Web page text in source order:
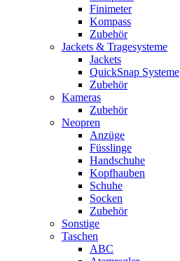
Finimeter
Kompass
Zubehör
Jackets & Tragesysteme
Jackets
QuickSnap Systeme
Zubehör
Kameras
Zubehör
Neopren
Anzüge
Füsslinge
Handschuhe
Kopfhauben
Schuhe
Socken
Zubehör
Sonstige
Taschen
ABC